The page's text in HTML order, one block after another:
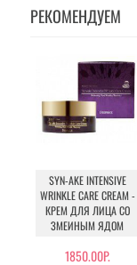
РЕКОМЕНДУЕМ
SYN-AKE INTENSIVE
WRINKLE CARE CREAM -
КРЕМ ДЛЯ ЛИЦА СО
ЗМЕИНЫМ ЯДОМ
1850.00Р.